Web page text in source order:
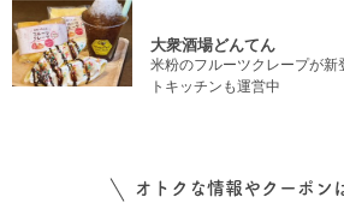
大衆酒場どんてん
米粉のフルーツクレープが新
トキッチンも運営中
オトクな情報やクーポン